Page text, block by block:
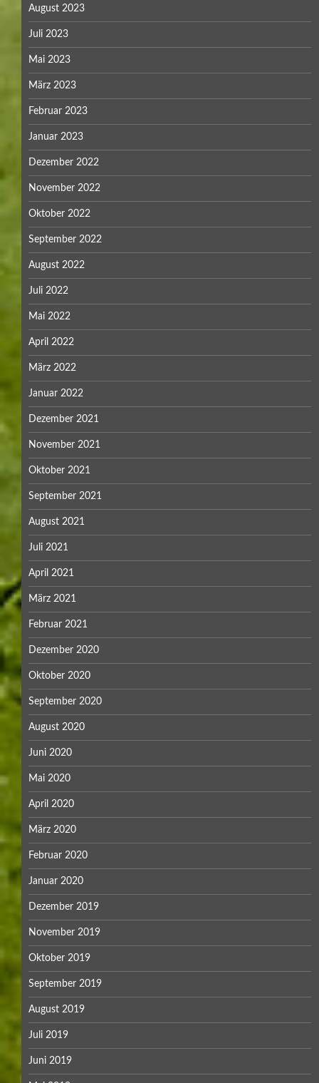
August 2023
Juli 2023
Mai 2023
März 2023
Februar 2023
Januar 2023
Dezember 2022
November 2022
Oktober 2022
September 2022
August 2022
Juli 2022
Mai 2022
April 2022
März 2022
Januar 2022
Dezember 2021
November 2021
Oktober 2021
September 2021
August 2021
Juli 2021
April 2021
März 2021
Februar 2021
Dezember 2020
Oktober 2020
September 2020
August 2020
Juni 2020
Mai 2020
April 2020
März 2020
Februar 2020
Januar 2020
Dezember 2019
November 2019
Oktober 2019
September 2019
August 2019
Juli 2019
Juni 2019